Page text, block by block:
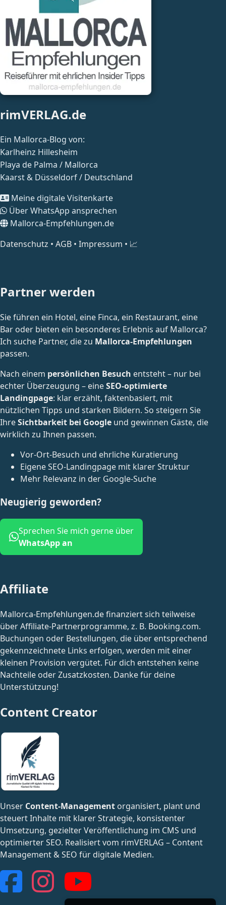
rimVERLAG.de
Ein Mallorca-Blog von:
Karlheinz Hillesheim
Playa de Palma / Mallorca
Kaarst & Düsseldorf / Deutschland
Meine digitale Visitenkarte
Über WhatsApp ansprechen
Mallorca-Empfehlungen.de
Datenschutz • AGB • Impressum • 📈
Partner werden
Sie führen ein Hotel, eine Finca, ein Restaurant, eine
Bar oder bieten ein besonderes Erlebnis auf Mallorca?
Ich suche Partner, die zu Mallorca-Empfehlungen
passen.
Nach einem persönlichen Besuch entsteht – nur bei
echter Überzeugung – eineSEO-optimierte
Landingpage: klar erzählt, faktenbasiert, mit
nützlichen Tipps und starken Bildern. So steigern Sie
IhreSichtbarkeit bei Google und gewinnen Gäste, die
wirklich zu Ihnen passen.
Vor-Ort-Besuch und ehrliche Kuratierung
Eigene SEO-Landingpage mit klarer Struktur
Mehr Relevanz in der Google-Suche
Neugierig geworden?
Sprechen Sie mich gerne über
WhatsApp an
Affiliate
Mallorca-Empfehlungen.de finanziert sich teilweise
über Affiliate-Partnerprogramme, z. B. Booking.com.
Buchungen oder Bestellungen, die über entsprechend
gekennzeichnete Links erfolgen, werden mit einer
kleinen Provision vergütet. Für dich entstehen keine
Nachteile oder Zusatzkosten. Danke für deine
Unterstützung!
Content Creator
Unser Content-Management organisiert, plant und
steuert Inhalte mit klarer Strategie, konsistenter
Umsetzung, gezielter Veröffentlichung im CMS und
optimierter SEO. Realisiert vom rimVERLAG – Content
Management & SEO für digitale Medien.
FacebookInstagram